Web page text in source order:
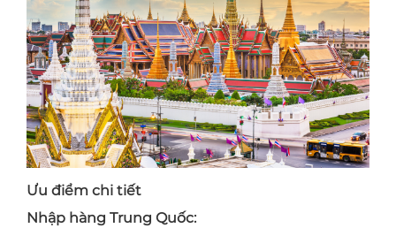
Ưu điểm chi tiết
Nhập hàng Trung Quốc: